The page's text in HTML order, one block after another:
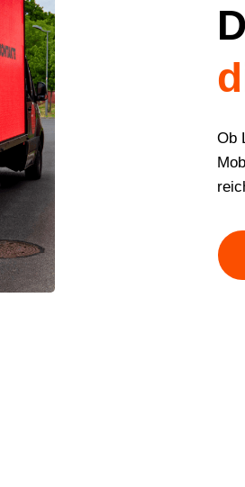
Ob